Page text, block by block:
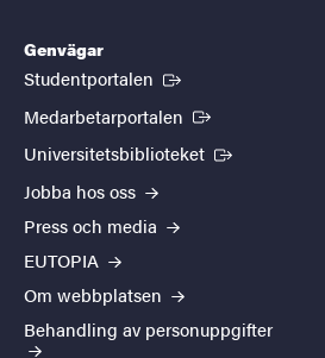
Genvägar
Studentportalen (Extern länk)
Medarbetarportalen (Extern länk)
Universitetsbiblioteket (Extern länk)
Jobba hos oss
Press och media
EUTOPIA
Om webbplatsen
Behandling av personuppgifter